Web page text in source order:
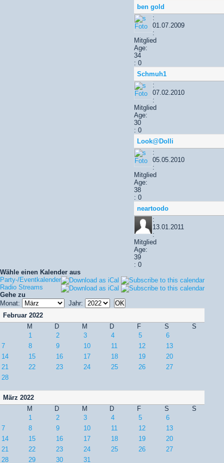
ben gold
:
01.07.2009
:
Mitglied
Age:
34
: 0
Schmuh1
:
07.02.2010
:
Mitglied
Age:
30
: 0
Look@Dolli
:
05.05.2010
:
Mitglied
Age:
38
: 0
neartoodo
:
13.01.2011
:
Mitglied
Age:
39
: 0
Wähle einen Kalender aus
Party-/Eventkalender
Radio Streams
Gehe zu
Monat:
Jahr:
Februar 2022
M
D M D F S
S
1
2 3 4 5
6
7
8 9 10 11 12
13
14
15 16 17 18 19
20
21
22 23 24 25 26
27
28
März 2022
M
D M D F S
S
1
2 3 4 5
6
7
8 9 10 11 12
13
14
15 16 17 18 19
20
21
22 23 24 25 26
27
28
29 30 31